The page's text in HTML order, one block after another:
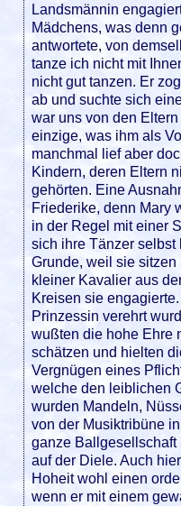
Landsmännin
Mädchens, was denn
antwortete, von
tanze ich nicht mit
nicht gut tanzen. Er
ab und suchte sich
war uns von den
einzige, was ihm als
manchmal lief aber
Kindern, deren Eltern
gehörten. Eine
Friederike, denn Mary
in der Regel mit einer
sich ihre Tänzer selbst
Grunde, weil sie
kleiner Kavalier aus
Kreisen sie
Prinzessin verehrt
wußten die hohe Ehre
schätzen und hielten
Vergnügen eines
welche den leiblichen
wurden Mandeln,
von der Musiktribüne
ganze
auf der Diele. Auch
Hoheit wohl einen
wenn er mit einem